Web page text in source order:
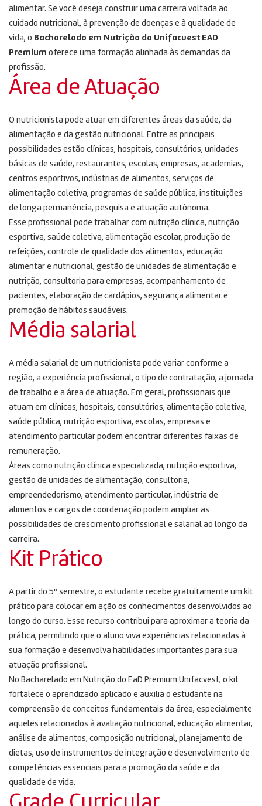
alimentar. Se você deseja construir uma carreira voltada ao
cuidado nutricional, à prevenção de doenças e à qualidade de
vida, o Bacharelado em Nutrição da Unifacvest EAD
Premium oferece uma formação alinhada às demandas da
profissão.
Área de Atuação
O nutricionista pode atuar em diferentes áreas da saúde, da
alimentação e da gestão nutricional. Entre as principais
possibilidades estão clínicas, hospitais, consultórios, unidades
básicas de saúde, restaurantes, escolas, empresas, academias,
centros esportivos, indústrias de alimentos, serviços de
alimentação coletiva, programas de saúde pública, instituições
de longa permanência, pesquisa e atuação autônoma.
Esse profissional pode trabalhar com nutrição clínica, nutrição
esportiva, saúde coletiva, alimentação escolar, produção de
refeições, controle de qualidade dos alimentos, educação
alimentar e nutricional, gestão de unidades de alimentação e
nutrição, consultoria para empresas, acompanhamento de
pacientes, elaboração de cardápios, segurança alimentar e
promoção de hábitos saudáveis.
Média salarial
A média salarial de um nutricionista pode variar conforme a
região, a experiência profissional, o tipo de contratação, a jornada
de trabalho e a área de atuação. Em geral, profissionais que
atuam em clínicas, hospitais, consultórios, alimentação coletiva,
saúde pública, nutrição esportiva, escolas, empresas e
atendimento particular podem encontrar diferentes faixas de
remuneração.
Áreas como nutrição clínica especializada, nutrição esportiva,
gestão de unidades de alimentação, consultoria,
empreendedorismo, atendimento particular, indústria de
alimentos e cargos de coordenação podem ampliar as
possibilidades de crescimento profissional e salarial ao longo da
carreira.
Kit Prático
A partir do 5º semestre, o estudante recebe gratuitamente um kit
prático para colocar em ação os conhecimentos desenvolvidos ao
longo do curso. Esse recurso contribui para aproximar a teoria da
prática, permitindo que o aluno viva experiências relacionadas à
sua formação e desenvolva habilidades importantes para sua
atuação profissional.
No Bacharelado em Nutrição do EaD Premium Unifacvest, o kit
fortalece o aprendizado aplicado e auxilia o estudante na
compreensão de conceitos fundamentais da área, especialmente
aqueles relacionados à avaliação nutricional, educação alimentar,
análise de alimentos, composição nutricional, planejamento de
dietas, uso de instrumentos de integração e desenvolvimento de
competências essenciais para a promoção da saúde e da
qualidade de vida.